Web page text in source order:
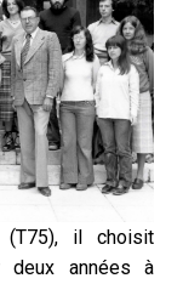
(T75), il choisit
deux années à